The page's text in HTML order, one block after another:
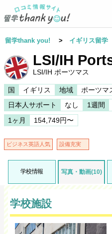
留学thank you! > イギリス留学
LSI/IH
LSI/IH ポーツマス
国 イギリス 地域 ポーツマ
日本人サポート
なし 1週間
1ヶ月
154,749円〜
ビジネス英語人気 設備充実
学校情報 写真・動画(10)
学校施設